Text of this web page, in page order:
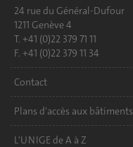
24 rue du Général-Dufour
1211 Genève 4
T. +41 (0)22 379 71 11
F. +41 (0)22 379 11 34
Contact
Plans d'accès aux bâtiments
L'UNIGE de A à Z